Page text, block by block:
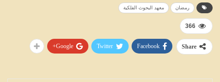
رمضان معهد البحوث الفلكية
366
Share
Facebook
Twitter
Google+